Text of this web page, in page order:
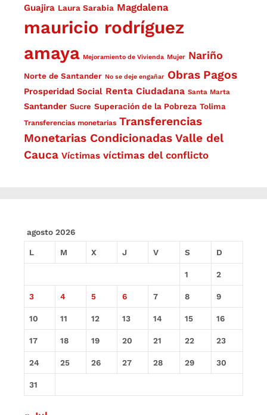
Guajira Laura Sarabia Magdalena
mauricio rodríguez
amaya Mejoramiento de Vivienda Mujer Nariño
Norte de Santander No se deje engañar Obras Pagos
Prosperidad Social Renta Ciudadana Santa Marta
Santander Sucre Superación de la Pobreza Tolima
Transferencias monetarias Transferencias
Monetarias Condicionadas Valle del
Cauca Víctimas víctimas del conflicto
agosto 2026
L M X J V S D
1 2
3 4 5 6 7 8 9
10 11 12 13 14 15 16
17 18 19 20 21 22 23
24 25 26 27 28 29 30
31